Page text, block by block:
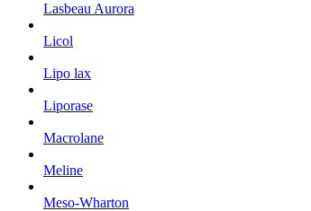
Lasbeau Aurora
Licol
Lipo lax
Liporase
Macrolane
Meline
Meso-Wharton